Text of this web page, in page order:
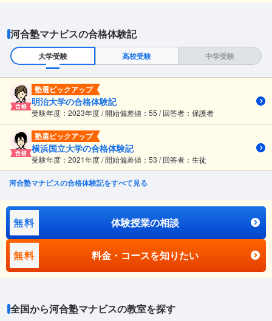
河合塾マナビスの合格体験記
大学受験 高校受験 中学受験
塾選ピックアップ
明治大学の合格体験記
受験年度：2023年度 / 開始偏差値：55 / 回答者：保護者
塾選ピックアップ
横浜国立大学の合格体験記
受験年度：2021年度 / 開始偏差値：53 / 回答者：生徒
河合塾マナビスの合格体験記をすべて見る
無料 体験授業の相談
無料 料金・コースを知りたい
全国から河合塾マナビスの教室を探す